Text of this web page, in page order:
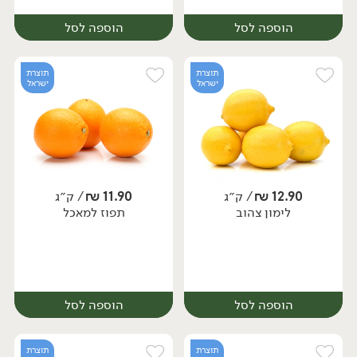
הוספה לסל
מארז
הוספה לסל
מארז
תוצרת
ישראל
12.90
₪/ ק״ג
לימון צהוב
הוספה לסל
תוצרת
ישראל
11.90
₪/ ק״ג
תפוז למאכל
הוספה לסל
תוצרת
תוצרת